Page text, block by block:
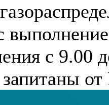
с 9.00
запитаны